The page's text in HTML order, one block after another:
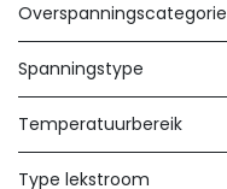
Overspanningscategorie
Spanningstype
Temperatuurbereik
Type lekstroom